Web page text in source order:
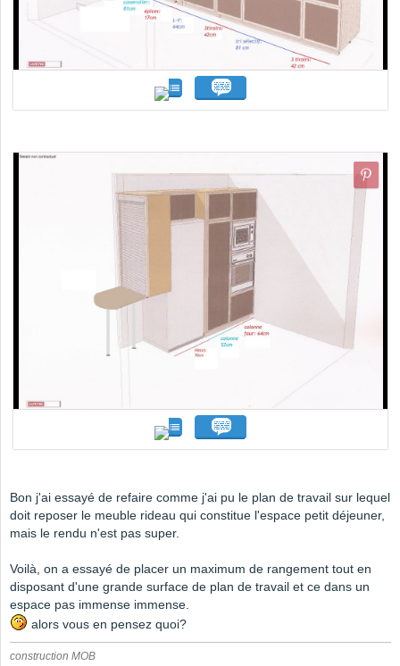
Bon j'ai essayé de refaire comme j'ai pu le plan de travail sur lequel
doit reposer le meuble rideau qui constitue l'espace petit déjeuner,
mais le rendu n'est pas super.
Voilà, on a essayé de placer un maximum de rangement tout en
disposant d'une grande surface de plan de travail et ce dans un
espace pas immense immense.
alors vous en pensez quoi?
construction MOB